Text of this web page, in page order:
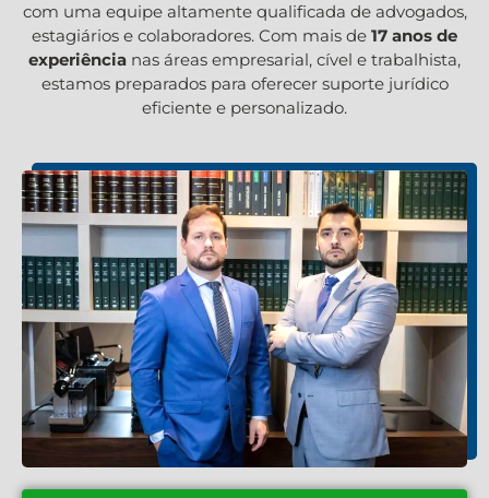
com uma equipe altamente qualificada de advogados,
estagiários e colaboradores. Com mais de 17 anos de
experiência nas áreas empresarial, cível e trabalhista,
estamos preparados para oferecer suporte jurídico
eficiente e personalizado.